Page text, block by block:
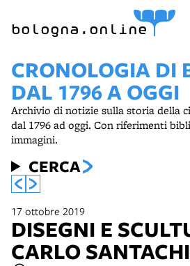
bologna.online
CRONOLOGIA DI
DAL 1796 A OGGI
Archivio di notizie sulla storia della
dal 1796 ad oggi. Con riferimenti
immagini.
CERCA
17 ottobre 2019
DISEGNI E
CARLO